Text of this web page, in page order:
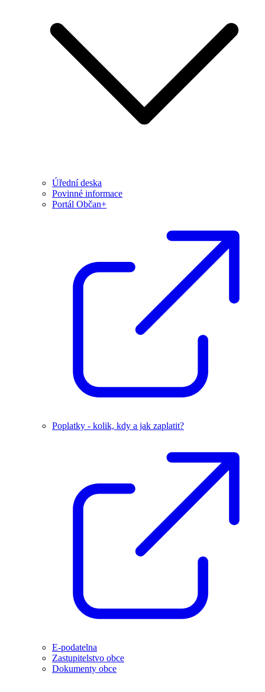
Úřední deska
Povinné informace
Portál Občan+
Poplatky - kolik, kdy a jak zaplatit?
E-podatelna
Zastupitelstvo obce
Dokumenty obce